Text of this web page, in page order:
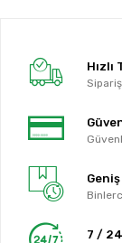
Hızlı
7 / 24